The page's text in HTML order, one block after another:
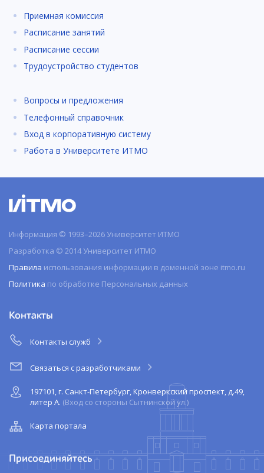
Приемная комиссия
Расписание занятий
Расписание сессии
Трудоустройство студентов
Вопросы и предложения
Телефонный справочник
Вход в корпоративную систему
Работа в Университете ИТМО
Информация © 1993–2026 Университет ИТМО
Разработка © 2014 Университет ИТМО
Правила использования информации в доменной зоне itmo.ru
Политика по обработке Персональных данных
Контакты
Контакты служб
Связаться с разработчиками
197101, г. Санкт-Петербург, Кронверкский проспект, д.49,
литер А. (Вход со стороны Сытнинской ул.)
Карта портала
Присоединяйтесь